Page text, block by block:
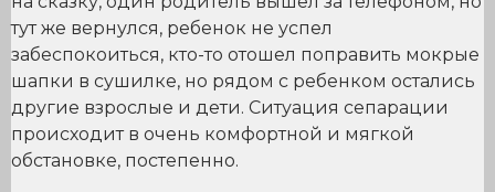
тут же вернулся, ребенок не успел
забеспокоиться, кто-то отошел поправить мокрые
шапки в сушилке, но рядом с ребенком остались
другие взрослые и дети. Ситуация сепарации
происходит в очень комфортной и мягкой
обстановке, постепенно.